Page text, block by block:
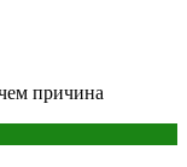
причина